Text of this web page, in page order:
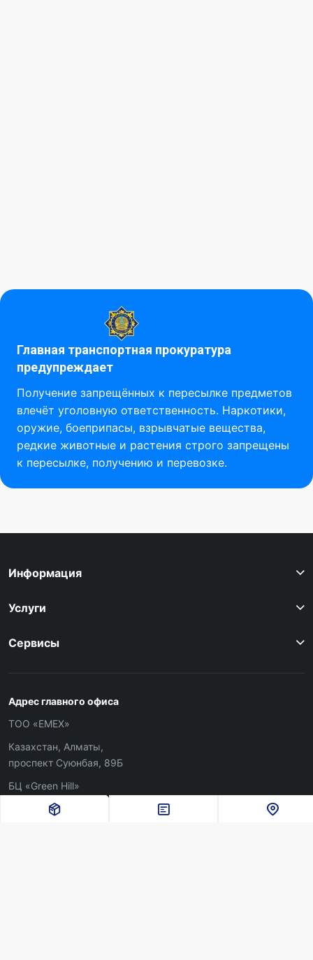
Главная транспортная прокуратура
предупреждает
Получение запрещённых к пересылке предметов
влечёт уголовную ответственность. Наркотики,
оружие, боеприпасы, взрывчатые вещества,
редкие животные и растения строго запрещены
к пересылке, получению и перевозке.
Информация
Услуги
Сервисы
Адрес главного офиса
ТОО «ЕМЕХ»
Казахстан, Алматы,
проспект Суюнбая, 89Б
БЦ «Green Hill»